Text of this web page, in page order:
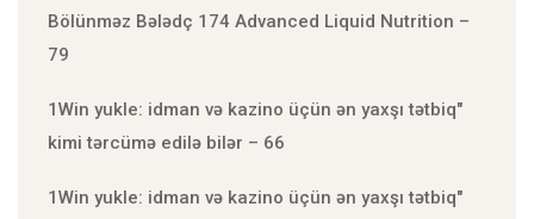
Bölünməz Bələdç 174 Advanced Liquid Nutrition –
79
1Win yukle: idman və kazino üçün ən yaxşı tətbiq"
kimi tərcümə edilə bilər – 66
1Win yukle: idman və kazino üçün ən yaxşı tətbiq"